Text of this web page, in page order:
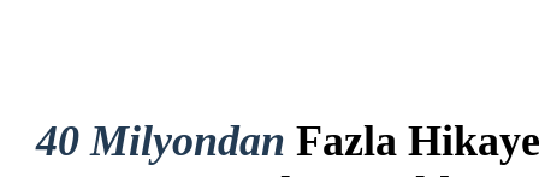
40 Milyondan Fazla Hikaye